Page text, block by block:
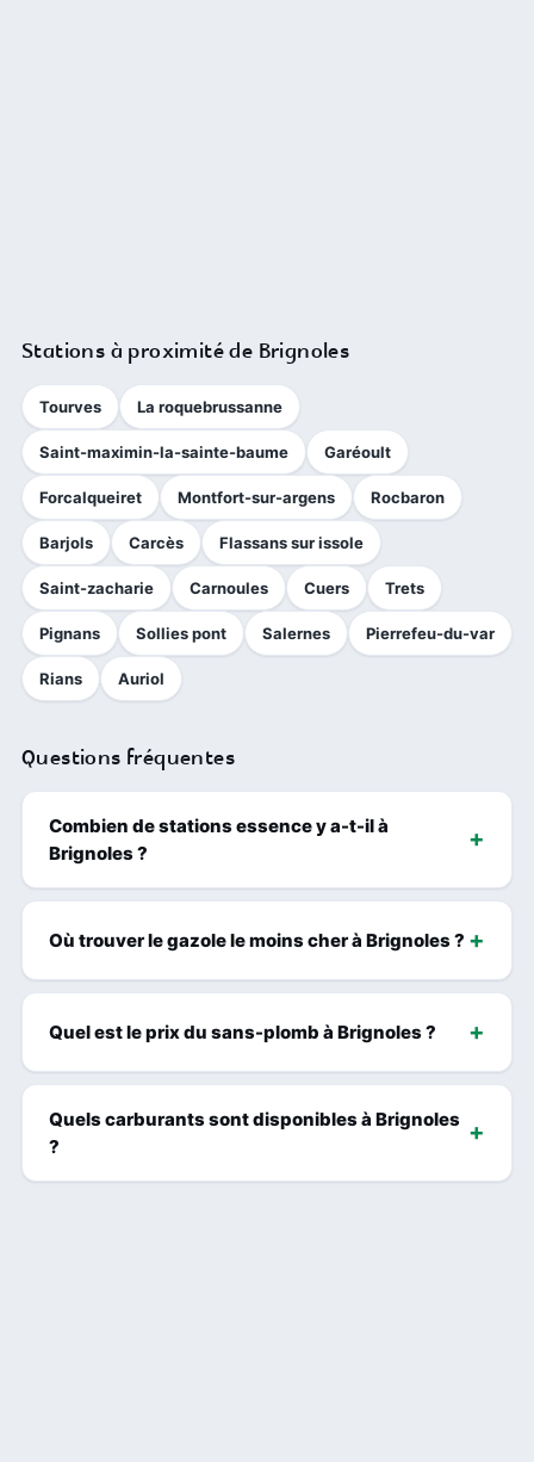
Stations à proximité de Brignoles
Tourves La roquebrussanne
Saint-maximin-la-sainte-baume Garéoult
Forcalqueiret Montfort-sur-argens Rocbaron
Barjols Carcès Flassans sur issole
Saint-zacharie Carnoules Cuers Trets
Pignans Sollies pont Salernes Pierrefeu-du-var
Rians Auriol
Questions fréquentes
Combien de stations essence y a-t-il à
Brignoles ?
Où trouver le gazole le moins cher à Brignoles ?
Quel est le prix du sans-plomb à Brignoles ?
Quels carburants sont disponibles à Brignoles
?